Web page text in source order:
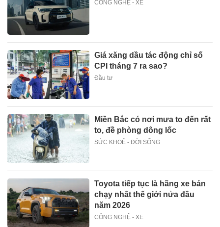
CÔNG NGHỆ - XE
Giá xăng dầu tác động chỉ số
CPI tháng 7 ra sao?
Đầu tư
Miền Bắc có nơi mưa to đến rất
to, đề phòng dông lốc
SỨC KHOẺ - ĐỜI SỐNG
Toyota tiếp tục là hãng xe bán
chạy nhất thế giới nửa đầu
năm 2026
CÔNG NGHỆ - XE